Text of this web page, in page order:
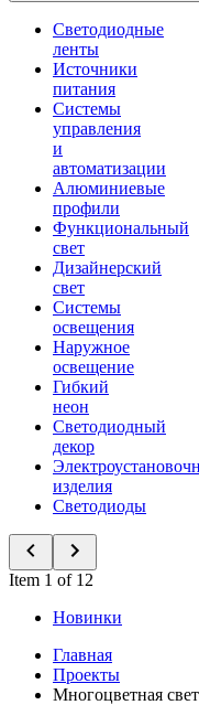
Светодиодные
ленты
Источники
питания
Системы
управления
и
автоматизации
Алюминиевые
профили
Функциональный
свет
Дизайнерский
свет
Системы
освещения
Наружное
освещение
Гибкий
неон
Светодиодный
декор
изделия
Светодиоды
Item 1 of 12
Новинки
Главная
Проекты
Многоцветная